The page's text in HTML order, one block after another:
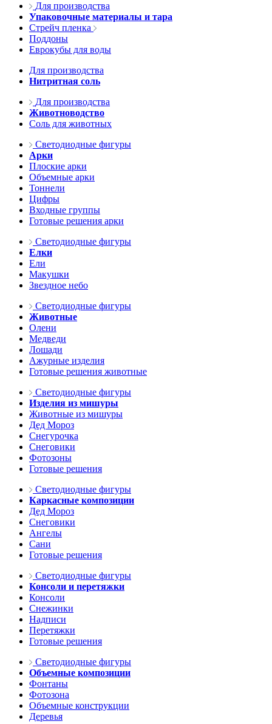
Для производства
Упаковочные материалы и тара
Стрейч пленка
Поддоны
Еврокубы для воды
Для производства
Нитритная соль
Для производства
Животноводство
Соль для животных
Светодиодные фигуры
Арки
Плоские арки
Объемные арки
Тоннели
Цифры
Входные группы
Готовые решения арки
Светодиодные фигуры
Елки
Ели
Макушки
Звездное небо
Светодиодные фигуры
Животные
Олени
Медведи
Лошади
Ажурные изделия
Готовые решения животные
Светодиодные фигуры
Изделия из мишуры
Животные из мишуры
Дед Мороз
Снегурочка
Снеговики
Фотозоны
Готовые решения
Светодиодные фигуры
Каркасные композиции
Дед Мороз
Снеговики
Ангелы
Сани
Готовые решения
Светодиодные фигуры
Консоли и перетяжки
Консоли
Снежинки
Надписи
Перетяжки
Готовые решения
Светодиодные фигуры
Объемные композиции
Фонтаны
Фотозона
Объемные конструкции
Деревья